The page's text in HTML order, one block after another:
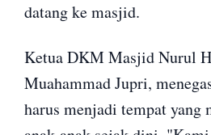
datang ke masjid.
Ketua DKM Masjid Nurul
Muahammad Jupri,
harus menjadi tempat yang